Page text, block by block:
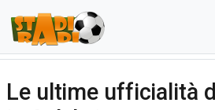
Le ultime ufficialità